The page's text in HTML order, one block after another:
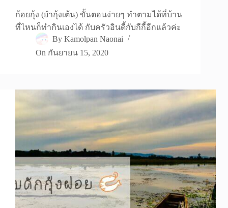
ก้อยกุ้ง (ยำกุ้งเต้น) ขั้นตอนง่ายๆ ทำตามได้ที่บ้าน
ที่ไหนก็ทำกินเองได้ กับครัวอินดี้กับกีกี้อีกแล้วค่ะ
By Kamolpan Naonai
On กันยายน 15, 2020